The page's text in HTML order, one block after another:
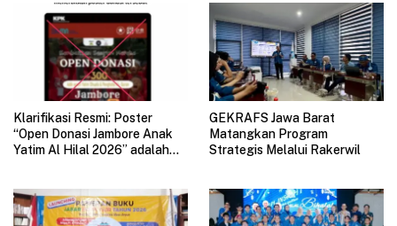
Klarifikasi Resmi: Poster
“Open Donasi Jambore Anak
Yatim Al Hilal 2026” adalah
GEKRAFS Jawa Barat
Matangkan Program
Strategis Melalui Rakerwil